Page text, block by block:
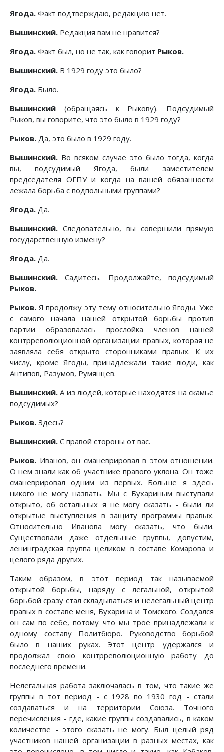
Ягода. Факт подтверждаю, редакцию нет.
Вышинский. Редакция вам не нравится?
Ягода. Факт был, но не так, как говорит Рыков.
Вышинский. В 1929 году это было?
Ягода. Было.
Вышинский (обращаясь к Рыкову). Подсудимый
Рыков, вы говорите, что это было в 1929 году?
Рыков. Да, это было в 1929 году.
Вышинский. Во всяком случае это было тогда, когда
вы, подсудимый Ягода, были заместителем
председателя ОГПУ и когда на вашей обязанности
лежала борьба с подпольными группами?
Ягода. Да.
Вышинский. Следовательно, вы совершили прямую
государственную измену?
Ягода. Да.
Вышинский. Садитесь. Продолжайте, подсудимый
Рыков.
Рыков. Я продолжу эту тему относительно Ягоды. Уже
с самого начала нашей открытой борьбы против
партии образовалась прослойка членов нашей
контрреволюционной организации правых, которая не
заявляла себя открыто сторонниками правых. К их
числу, кроме Ягоды, принадлежали такие люди, как
Антипов, Разумов, Румянцев.
Вышинский. А из людей, которые находятся на скамье
подсудимых?
Рыков. Здесь?
Вышинский. С правой стороны от вас.
Рыков. Иванов, он сманеврировал в этом отношении.
О нем знали как об участнике правого уклона. Он тоже
сманеврировал одним из первых. Больше я здесь
никого не могу назвать. Мы с Бухариным выступали
открыто, об остальных я не могу сказать - были ли
открытые выступления в защиту программы правых.
Относительно Иванова могу сказать, что были.
Существовали даже отдельные группы, допустим,
ленинградская группа целиком в составе Комарова и
целого ряда других.
Таким образом, в этот период так называемой
открытой борьбы, наряду с легальной, открытой
борьбой сразу стал складываться и нелегальный центр
правых в составе меня, Бухарина и Томского. Создался
он сам по себе, потому что мы трое принадлежали к
одному составу Политбюро. Руководство борьбой
было в наших руках. Этот центр удержался и
продолжал свою контрреволюционную работу до
последнего времени.
Нелегальная работа заключалась в том, что такие же
группы в тот период - с 1928 по 1930 год - стали
создаваться и на территории Союза. Точного
перечисления - где, какие группы создавались, в каком
количестве - этого сказать не могу. Был целый ряд
участников нашей организации в разных местах, как